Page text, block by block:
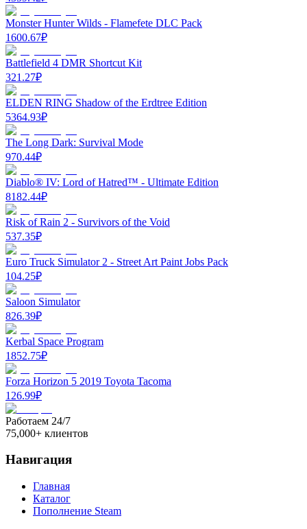
Monster Hunter Wilds - Flamefete DLC Pack
1600.67₽
Battlefield 4 DMR Shortcut Kit
321.27₽
ELDEN RING Shadow of the Erdtree Edition
5364.93₽
The Long Dark: Survival Mode
970.44₽
Diablo® IV: Lord of Hatred™ - Ultimate Edition
8182.44₽
Risk of Rain 2 - Survivors of the Void
537.35₽
Euro Truck Simulator 2 - Street Art Paint Jobs Pack
104.25₽
Saloon Simulator
826.39₽
Kerbal Space Program
1852.75₽
Forza Horizon 5 2019 Toyota Tacoma
126.99₽
Работаем 24/7
75,000+ клиентов
Навигация
Главная
Каталог
Пополнение Steam